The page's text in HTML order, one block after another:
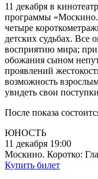
11 декабря в
программы «Москино.
четыре
детских судьбах. Все
восприятию мира;
обожания сыном
проявлений
возможность
увидеть свои
После показа
ЮНОСТЬ
11 декабря 19:00
Москино. Коротко:
Купить билет